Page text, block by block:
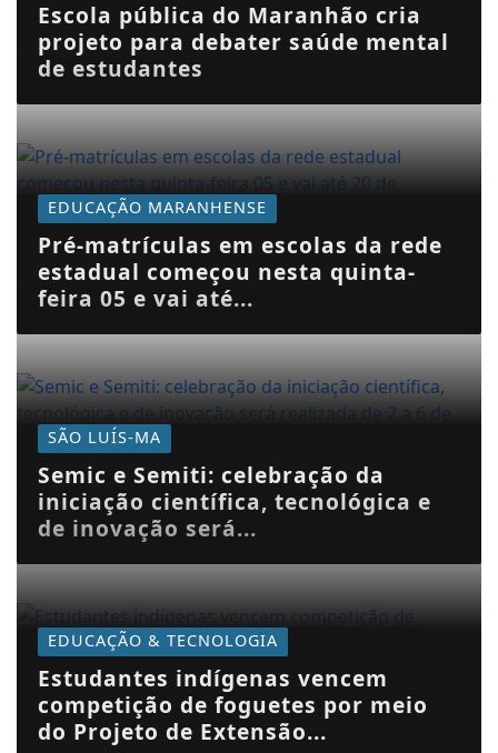
Escola pública do Maranhão cria
projeto para debater saúde mental
de estudantes
EDUCAÇÃO MARANHENSE
Pré-matrículas em escolas da rede
estadual começou nesta quinta-
feira 05 e vai até...
SÃO LUÍS-MA
Semic e Semiti: celebração da
iniciação científica, tecnológica e
de inovação será...
EDUCAÇÃO & TECNOLOGIA
Estudantes indígenas vencem
competição de foguetes por meio
do Projeto de Extensão...